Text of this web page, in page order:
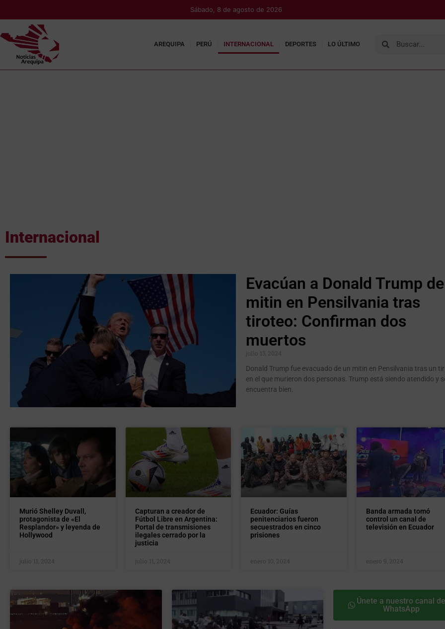
Sábado, 8 de agosto de 2026
AREQUIPA PERÚ INTERNACIONAL DEPORTES LO ÚLTIMO
Internacional
Evacúan a Donald Trump de
mitin en Pensilvania tras
tiroteo: Confirman dos
muertos
julio 13, 2024
Donald Trump fue evacuado de un mitin en Pensilvania tras un
en el que murieron dos personas. Trump está siendo atendido y
encuentra bien.
Murió Shelley Duvall,
protagonista de «El
Resplandor» y leyenda de
Hollywood
julio 11, 2024
Capturan a creador de
Fútbol Libre en Argentina:
Portal de transmisiones
ilegales cerrado por la
justicia
julio 11, 2024
Ecuador: Guías
penitenciarios fueron
secuestrados en cinco
prisiones
enero 10, 2024
Banda armada tomó
control un canal de
televisión en Ecuador
enero 9, 2024
Únete a nuestro canal de
WhatsApp